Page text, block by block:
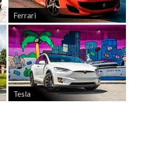
ваши чувства и подарит
свой отдых и подарить себе
в обстановке комфорта и стиля.
Ferrari
Tesla